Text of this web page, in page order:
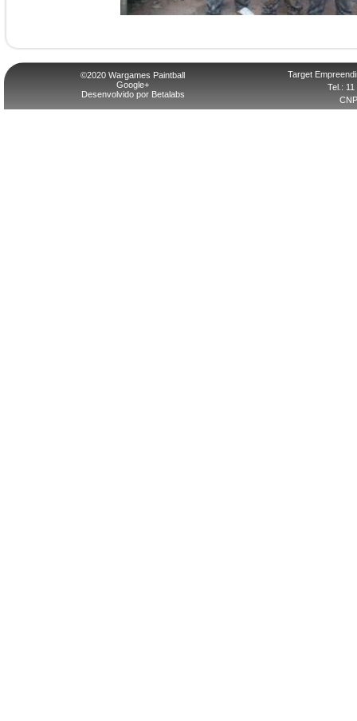
©2020 Wargames Paintball
Google+
Desenvolvido por Betalabs
Target
Tel.: